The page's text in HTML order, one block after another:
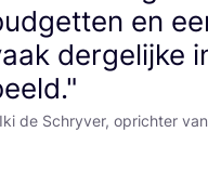
en
dergelijke
de Schryver, oprichter